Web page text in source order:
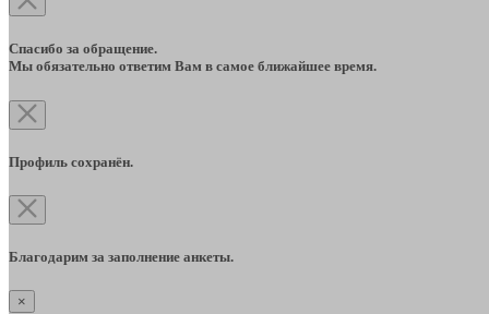
Спасибо за обращение.
Мы обязательно ответим Вам в самое ближайшее время.
Профиль сохранён.
Благодарим за заполнение анкеты.
×